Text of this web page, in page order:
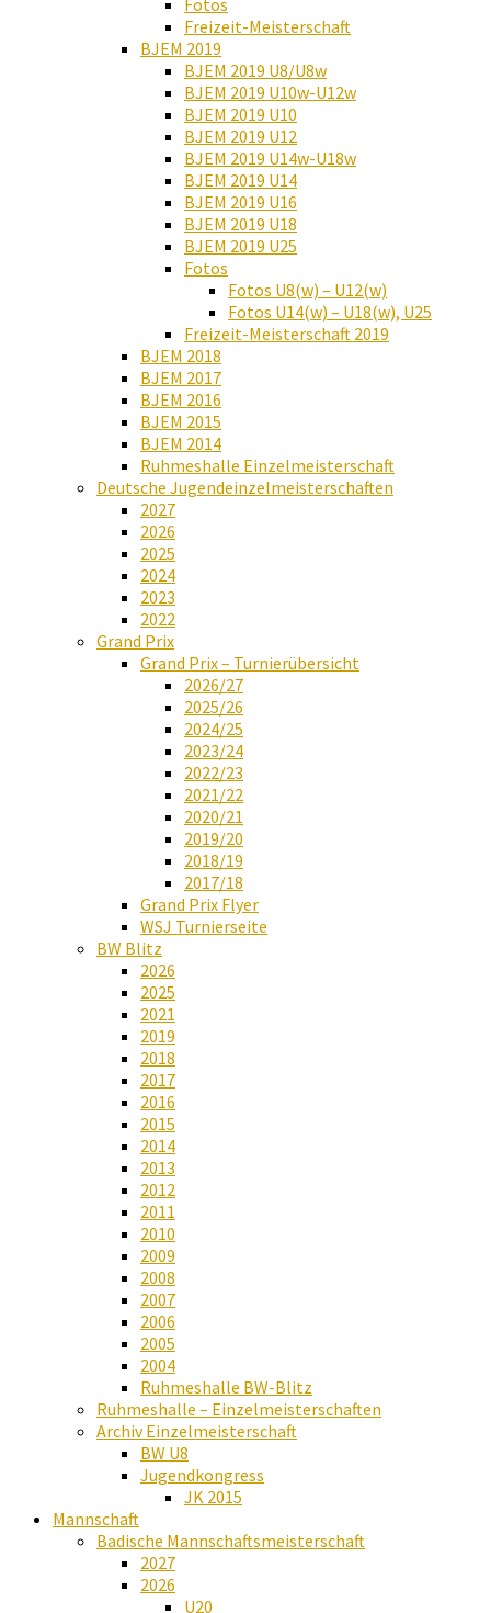
Fotos
Freizeit-Meisterschaft
BJEM 2019
BJEM 2019 U8/U8w
BJEM 2019 U10w-U12w
BJEM 2019 U10
BJEM 2019 U12
BJEM 2019 U14w-U18w
BJEM 2019 U14
BJEM 2019 U16
BJEM 2019 U18
BJEM 2019 U25
Fotos
Fotos U8(w) – U12(w)
Fotos U14(w) – U18(w), U25
Freizeit-Meisterschaft 2019
BJEM 2018
BJEM 2017
BJEM 2016
BJEM 2015
BJEM 2014
Ruhmeshalle Einzelmeisterschaft
Deutsche Jugendeinzelmeisterschaften
2027
2026
2025
2024
2023
2022
Grand Prix
Grand Prix – Turnierübersicht
2026/27
2025/26
2024/25
2023/24
2022/23
2021/22
2020/21
2019/20
2018/19
2017/18
Grand Prix Flyer
WSJ Turnierseite
BW Blitz
2026
2025
2021
2019
2018
2017
2016
2015
2014
2013
2012
2011
2010
2009
2008
2007
2006
2005
2004
Ruhmeshalle BW-Blitz
Ruhmeshalle – Einzelmeisterschaften
Archiv Einzelmeisterschaft
BW U8
Jugendkongress
JK 2015
Mannschaft
Badische Mannschaftsmeisterschaft
2027
2026
U20